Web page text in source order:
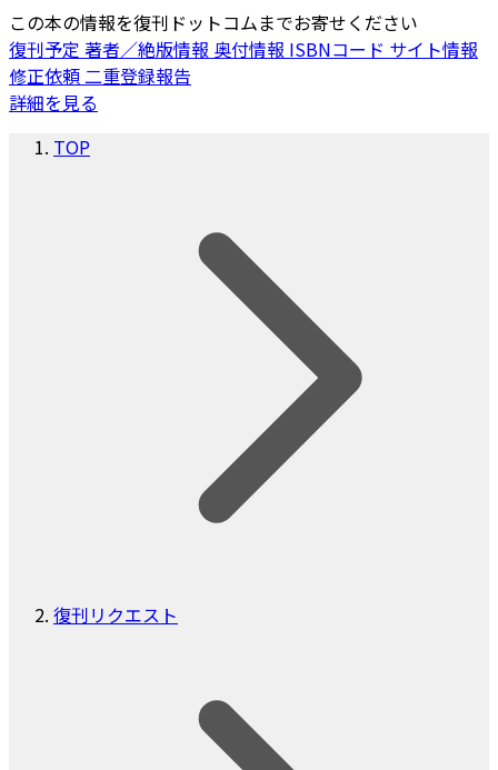
この本の情報を復刊ドットコムまでお寄せください
復刊予定 著者／絶版情報 奥付情報 ISBNコード サイト情報
修正依頼二重登録報告
詳細を見る
TOP
復刊リクエスト